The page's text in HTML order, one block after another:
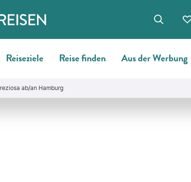
Reiseziele Reise finden Aus der Werbung
ab/an Hamburg